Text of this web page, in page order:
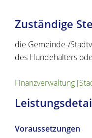
Zuständige
die Gemeinde-/
des Hundehalters
Finanzverwaltung
Voraussetzungen